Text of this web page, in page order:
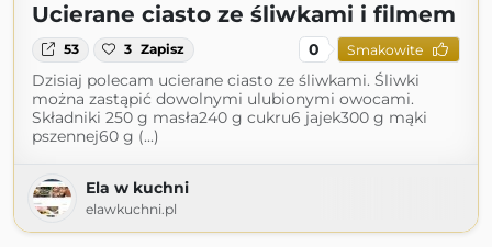
Ucierane ciasto ze śliwkami i filmem
53 3 Zapisz 0 Smakowite
Dzisiaj polecam ucierane ciasto ze śliwkami. Śliwki
można zastąpić dowolnymi ulubionymi owocami.
Składniki 250 g masła240 g cukru6 jajek300 g mąki
pszennej60 g (...)
Ela w kuchni
elawkuchni.pl